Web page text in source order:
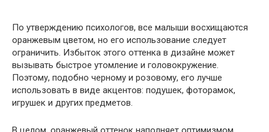
По утверждению психологов, все малыши восхищаются
оранжевым цветом, но его использование следует
ограничить. Избыток этого оттенка в дизайне может
вызывать быстрое утомление и головокружение.
Поэтому, подобно черному и розовому, его лучше
использовать в виде акцентов: подушек, фоторамок,
игрушек и других предметов.